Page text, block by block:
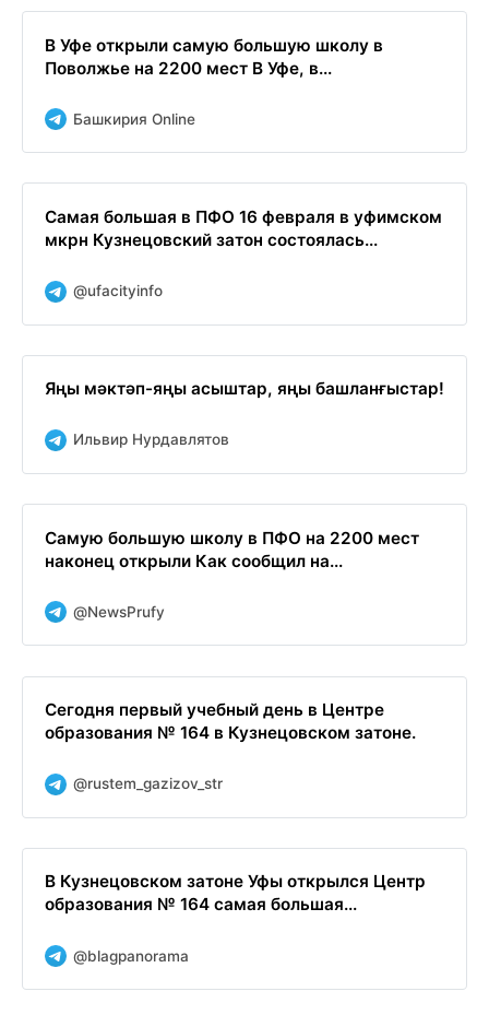
В Уфе открыли самую большую школу в
Поволжье на 2200 мест В Уфе, в...
Башкирия Online
Самая большая в ПФО 16 февраля в уфимском
мкрн Кузнецовский затон состоялась...
@ufacityinfo
Яңы мәктәп-яңы асыштар, яңы башланғыстар!
Ильвир Нурдавлятов
Самую большую школу в ПФО на 2200 мест
наконец открыли Как сообщил на...
@NewsPrufy
Сегодня первый учебный день в Центре
образования № 164 в Кузнецовском затоне.
@rustem_gazizov_str
В Кузнецовском затоне Уфы открылся Центр
образования № 164 самая большая...
@blagpanorama